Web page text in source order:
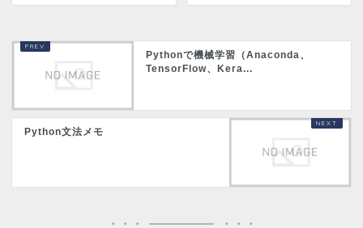
Pythonで機械学習（Anaconda、
TensorFlow、Kera...
Python文法メモ